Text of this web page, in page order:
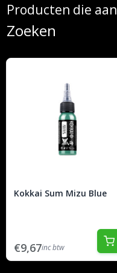
Producten die
Zoeken
Kokkai Sum Mizu Blue
€9,67inc btw